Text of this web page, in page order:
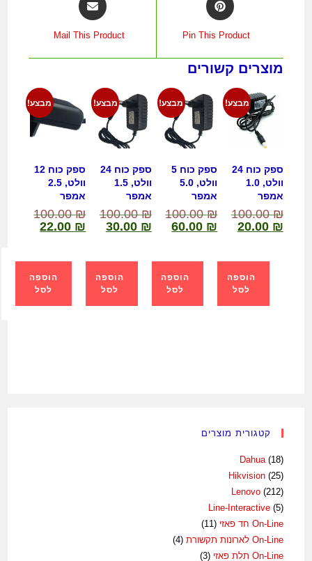
Pin This Product
Mail This Product
מוצרים קשורים
מבצע!
ספק כוח 24
וולט, 1.0
אמפר
100.00₪
20.00 ₪
הוספה
לסל
מבצע!
ספק כוח 5
וולט, 5.0
אמפר
100.00₪
60.00 ₪
הוספה
לסל
מבצע!
ספק כוח 24
וולט, 1.5
אמפר
100.00₪
30.00 ₪
הוספה
לסל
מבצע!
ספק כוח 12
וולט, 2.5
אמפר
100.00₪
22.00 ₪
הוספה
לסל
קטגורית מוצרים
Dahua (18)
Hikvision (25)
Lenovo (212)
Line-Interactive (5)
On-Line חד פאזי
(11)
On-Line לארונות תקשורת
(4)
On-Line תלת פאזי
(3)